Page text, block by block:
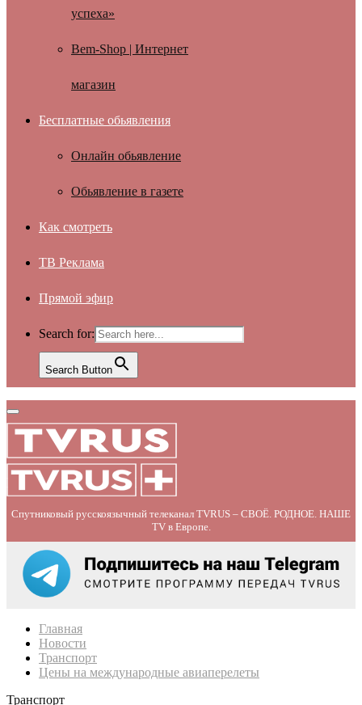
успеха»
Bem-Shop | Интернет
магазин
Бесплатные обьявления
Онлайн обьявление
Обьявление в газете
Как смотреть
ТВ Реклама
Прямой эфир
Search for:
Search Button
Primary
Menu
Спутниковый русскоязычный телеканал TVRUS – СВОЁ. РОДНОЕ. НАШЕ
TV в Европе.
Главная
Новости
Транспорт
Цены на международные авиаперелеты
Транспорт